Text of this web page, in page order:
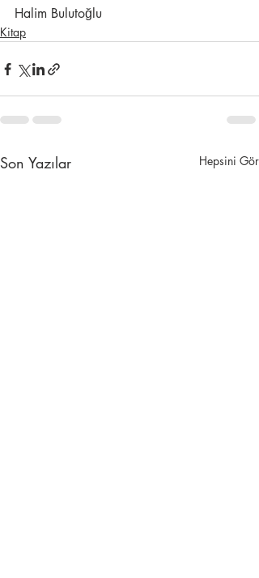
Halim Bulutoğlu
Kitap
Son Yazılar Hepsini Gör